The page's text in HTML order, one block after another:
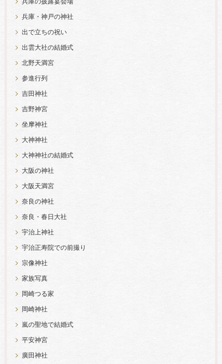
兵庫の披露宴会場
兵庫・神戸の神社
出で立ちの祝い
出雲大社の結婚式
北野天満宮
参進行列
吉田神社
吉野神宮
坐摩神社
大神神社
大神神社の結婚式
大阪の神社
大阪天満宮
奈良の神社
奈良・春日大社
宇治上神社
宇治正寿院での前撮り
宗像神社
家族写真
岡崎つる家
岡崎神社
嵐の聖地で結婚式
平安神宮
廣田神社